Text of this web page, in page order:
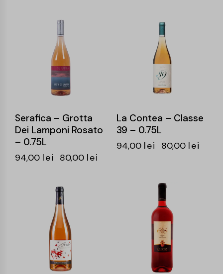
Serafica – Grotta
Dei Lamponi Rosato
– 0.75L
94,00 lei 80,00 lei
La Contea – Classe
39 – 0.75L
94,00 lei 80,00 lei